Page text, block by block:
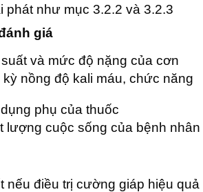
phát như mục 3.2.2 và 3.2.3
giá
và mức độ nặng của cơn
kỳ nồng độ kali máu, chức năng
phụ của thuốc
lượng cuộc sống của bệnh nhân
nếu điều trị cường giáp hiệu quả